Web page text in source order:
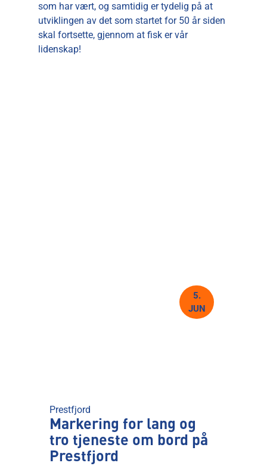
som har vært, og samtidig er tydelig på at
utviklingen av det som startet for 50 år siden
skal fortsette, gjennom at fisk er vår
lidenskap!
5.
JUN
Prestfjord
Markering for lang og
tro tjeneste om bord på
Prestfjord